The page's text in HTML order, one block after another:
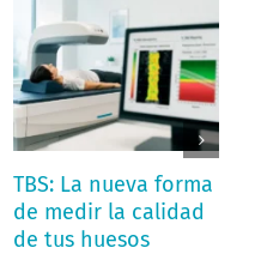
TBS: La nueva forma
de medir la calidad
de tus huesos